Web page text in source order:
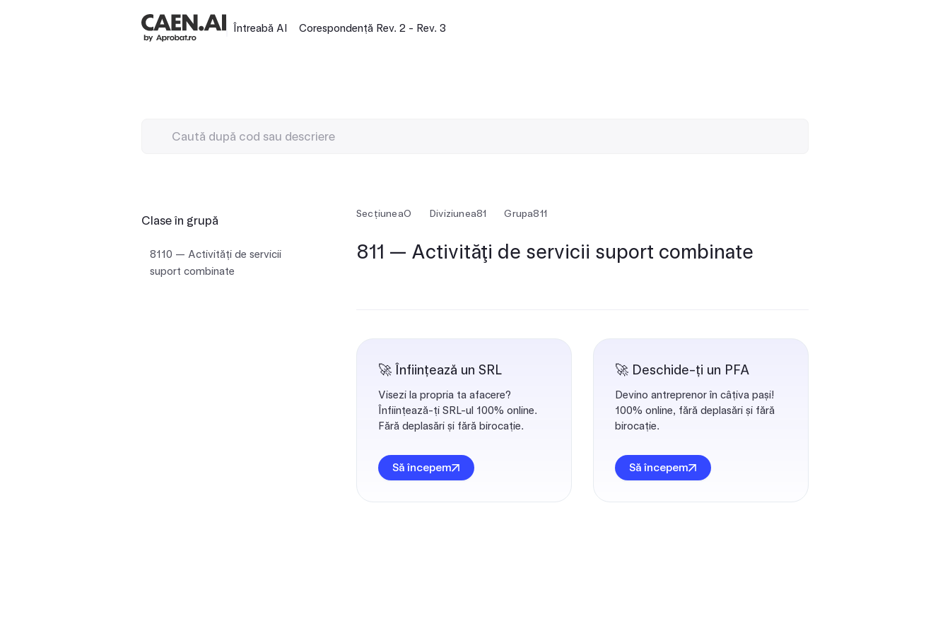
Întreabă AI Corespondență Rev. 2 - Rev. 3
Clase în grupă
8110 — Activităţi de servicii
suport combinate
SecțiuneaO Diviziunea81 Grupa811
811 — Activităţi de servicii suport combinate
🚀 Înființează un SRL
Visezi la propria ta afacere?
Înființează-ți SRL-ul 100% online.
Fără deplasări și fără birocație.
Să începem
🚀 Deschide-ți un PFA
Devino antreprenor în câțiva pași!
100% online, fără deplasări și fără
birocație.
Să începem